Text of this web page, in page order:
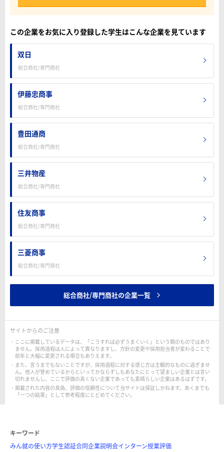
この企業をお気に入り登録した学生はこんな企業を見ています
双日
総合商社/専門商社
伊藤忠商事
総合商社/専門商社
豊田通商
総合商社/専門商社
三井物産
総合商社/専門商社
住友商事
総合商社/専門商社
三菱商事
総合商社/専門商社
総合商社/専門商社の企業一覧
サイトからのご注意
ここに掲載しているデータは、「こうすれば必ずうまくいく」という類のものではあり
ません。採用過程は人によって異なりますし、方針の変更や採用担当者が変わることで
前年と大幅に変更される場合もありえます。
また、言うまでもないことですが、採用過程に対する感じ方は主観的なものに過ぎませ
ん。他人が誉めているからといってかならずしもあなたにとって望ましい企業とは言い
切れませんし、ここで評価の高くない企業であっても素晴らしい企業はあるはずです。
掲載された内容の真偽、評価の信頼性について当サイトは保証しかねます。あくまでも
「一つの結果」として参考程度にとどめてください。
キーワード
みん就の使い方学生認証合同企業説明会インターン授業評価